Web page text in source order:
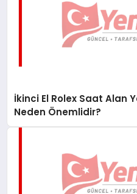
İkinci El Rolex Saat Alan
Neden Önemlidir?